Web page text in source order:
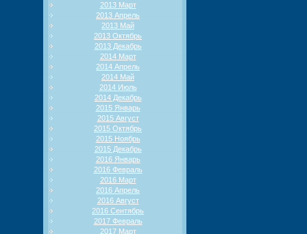
2013 Март
2013 Апрель
2013 Май
2013 Октябрь
2013 Декабрь
2014 Март
2014 Апрель
2014 Май
2014 Июль
2014 Декабрь
2015 Январь
2015 Август
2015 Октябрь
2015 Ноябрь
2015 Декабрь
2016 Январь
2016 Февраль
2016 Март
2016 Апрель
2016 Август
2016 Сентябрь
2017 Февраль
2017 Март